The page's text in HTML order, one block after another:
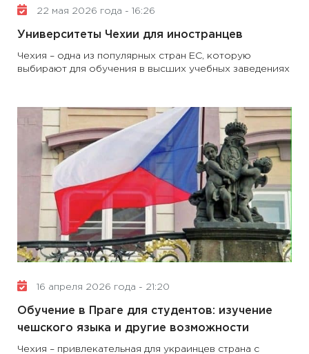
22 мая 2026 года - 16:26
Университеты Чехии для иностранцев
Чехия – одна из популярных стран ЕС, которую
выбирают для обучения в высших учебных заведениях
16 апреля 2026 года - 21:20
Обучение в Праге для студентов: изучение
чешского языка и другие возможности
Чехия – привлекательная для украинцев страна с